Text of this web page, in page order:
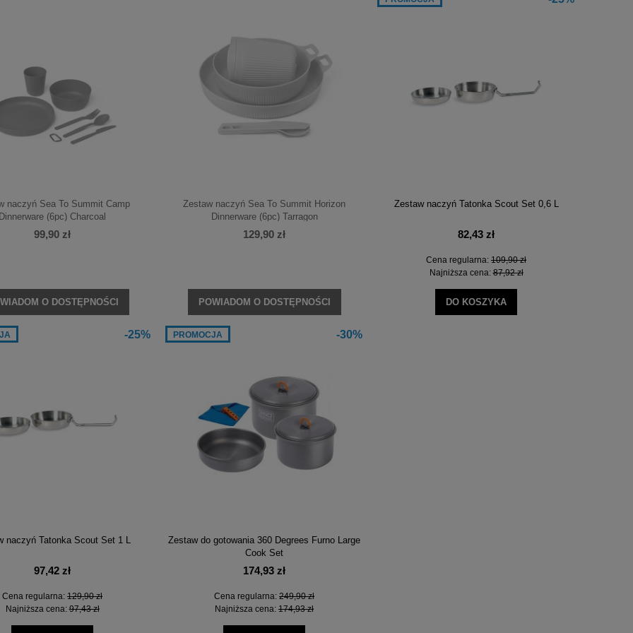
naczyń Sea To Summit Camp
Dinnerware (6pc) Charcoal
99,90 zł
O DOSTĘPNOŚCI
Zestaw naczyń Sea To Summit Horizon
Dinnerware (6pc) Tarragon
129,90 zł
POWIADOM O DOSTĘPNOŚCI
Zestaw naczyń Tatonka Scout Set 0,6 L
82,43 zł
Cena regularna: 109,90 zł
Najniższa cena:87,92 zł
DO KOSZYKA
-25%
naczyń Tatonka Scout Set 1 L
97,42 zł
Cena regularna: 129,90 zł
Najniższa cena:97,43 zł
-30%
Zestaw do gotowania 360 Degrees Furno Large
Cook Set
174,93 zł
Cena regularna: 249,90 zł
Najniższa cena: 174,93 zł
PROMOCJA